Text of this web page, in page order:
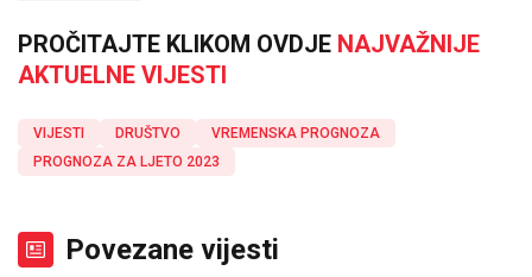
PROČITAJTE KLIKOM OVDJE NAJVAŽNIJE
AKTUELNE VIJESTI
VIJESTI DRUŠTVO
VREMENSKA PROGNOZA
PROGNOZA ZA LJETO 2023
Povezane vijesti